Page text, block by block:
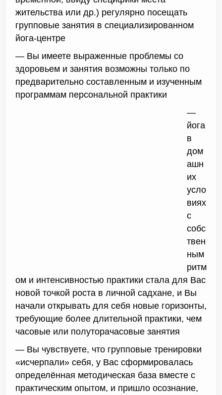
жительства или др.) регулярно посещать
групповые занятия в специализированном
йога-центре
— Вы имеете выраженные проблемы со
здоровьем и занятия возможны только по
предварительно составленным и изученным
программам персональной практики
—
йога
в
дом
ашн
их
усло
виях
с
собс
твен
ным
ритм
ом и интенсивностью практики стала для Вас
новой точкой роста в личной садхане, и Вы
начали открывать для себя новые горизонты,
требующие более длительной практики, чем
часовые или полуторачасовые занятия
— Вы чувствуете, что групповые тренировки
«исчерпали» себя, у Вас сформировалась
определённая методическая база вместе с
практическим опытом, и пришло осознание,